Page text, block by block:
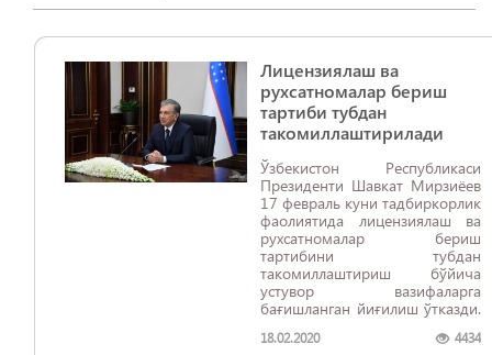
Лицензиялаш ва
рухсатномалар бериш
тартиби тубдан
такомиллаштирилади
Ўзбекистон Республикаси
Президенти Шавкат Мирзиёев
17 февраль куни тадбиркорлик
фаолиятида лицензиялаш ва
рухсатномалар бериш
тартибини тубдан
такомиллаштириш бўйича
устувор вазифаларга
бағишланган йиғилиш ўтказди.
18.02.2020 4434